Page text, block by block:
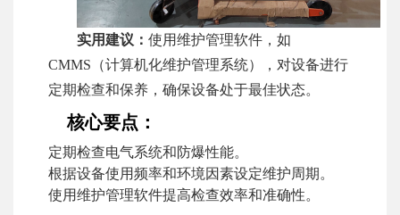
实用建议： 使用维护管理软件，如
CMMS（计算机化维护管理系统），对设备进行
定期检查和保养，确保设备处于最佳状态。
核心要点：
定期检查电气系统和防爆性能。
根据设备使用频率和环境因素设定维护周期。
使用维护管理软件提高检查效率和准确性。